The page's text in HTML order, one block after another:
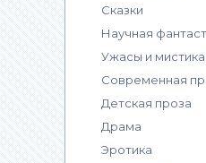
Сказки
Научная
Ужасы и мистика
Современная
Детская проза
Драма
Эротика